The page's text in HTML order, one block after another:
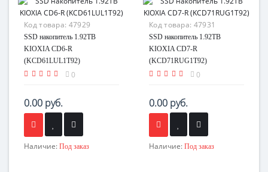
Код товара: 47929
SSD накопитель 1.92TB
KIOXIA CD6-R
(KCD61LUL1T92)
0
0.00 руб.
Наличие: Под заказ
Код товара: 47931
SSD накопитель 1.92TB
KIOXIA CD7-R
(KCD71RUG1T92)
0
0.00 руб.
Наличие: Под заказ